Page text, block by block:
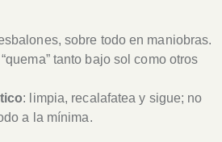
sobre todo en maniobras.
tanto bajo sol como otros
: limpia, recalafatea y sigue; no
a la mínima.